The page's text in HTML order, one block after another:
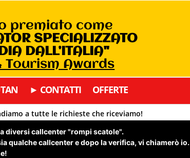
premiato come
SPECIALIZZATO
DALL’ITALIA"
Tourism Awards
► CONTATTI OFFERTE
a tutte le richieste che riceviamo!
diversi callcenter "rompi scatole".
qualche callcenter e dopo la verifica, vi chiamerò io.